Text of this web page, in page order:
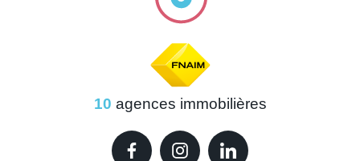
10 agences immobilières